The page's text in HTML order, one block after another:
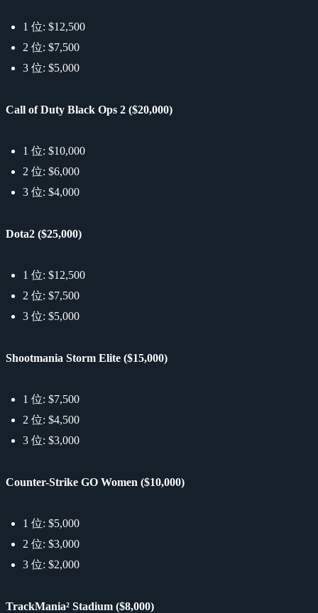
1 位: $12,500
2 位: $7,500
3 位: $5,000
Call of Duty Black Ops 2 ($20,000)
1 位: $10,000
2 位: $6,000
3 位: $4,000
Dota2 ($25,000)
1 位: $12,500
2 位: $7,500
3 位: $5,000
Shootmania Storm Elite ($15,000)
1 位: $7,500
2 位: $4,500
3 位: $3,000
Counter-Strike GO Women ($10,000)
1 位: $5,000
2 位: $3,000
3 位: $2,000
TrackMania² Stadium ($8,000)